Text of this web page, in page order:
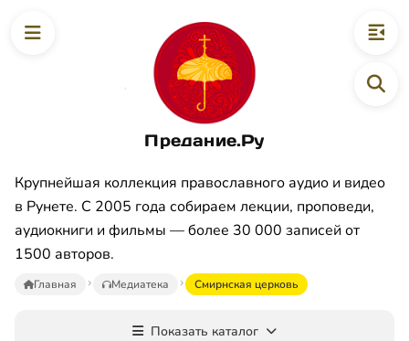
Предание.Ру
Крупнейшая коллекция православного аудио и видео
в Рунете. С 2005 года собираем лекции, проповеди,
аудиокниги и фильмы — более 30 000 записей от
1500 авторов.
Главная Медиатека Смирнская церковь
Показать каталог